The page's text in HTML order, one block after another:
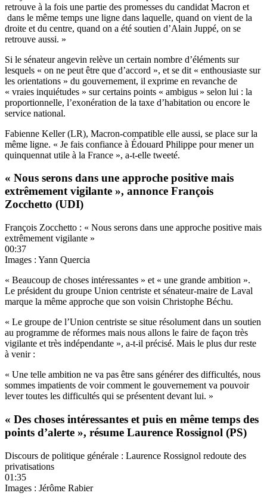
retrouve à la fois une partie des promesses du candidat Macron et
dans le même temps une ligne dans laquelle, quand on vient de la
droite et du centre, quand on a été soutien d’Alain Juppé, on se
retrouve aussi. »
Si le sénateur angevin relève un certain nombre d’éléments sur
lesquels « on ne peut être que d’accord », et se dit « enthousiaste sur
les orientations » du gouvernement, il exprime en revanche de
« vraies inquiétudes » sur certains points « ambigus » selon lui : la
proportionnelle, l’exonération de la taxe d’habitation ou encore le
service national.
Fabienne Keller (LR), Macron-compatible elle aussi, se place sur la
même ligne. « Je fais confiance à Édouard Philippe pour mener un
quinquennat utile à la France », a-t-elle tweeté.
« Nous serons dans une approche positive mais
extrêmement vigilante », annonce François
Zocchetto (UDI)
François Zocchetto : « Nous serons dans une approche positive mais
extrêmement vigilante »
00:37
Images : Yann Quercia
« Beaucoup de choses intéressantes » et « une grande ambition ».
Le président du groupe Union centriste et sénateur-maire de Laval
marque la même approche que son voisin Christophe Béchu.
« Le groupe de l’Union centriste se situe résolument dans un soutien
au programme de réformes mais nous allons le faire de façon très
vigilante et très indépendante », a-t-il précisé. Mais le plus dur reste
à venir :
« Une telle ambition ne va pas être sans générer des difficultés, nous
sommes impatients de voir comment le gouvernement va pouvoir
lever toutes les difficultés qui se présentent devant lui. »
« Des choses intéressantes et puis en même temps des
points d’alerte », résume Laurence Rossignol (PS)
Discours de politique générale : Laurence Rossignol redoute des
privatisations
01:35
Images : Jérôme Rabier